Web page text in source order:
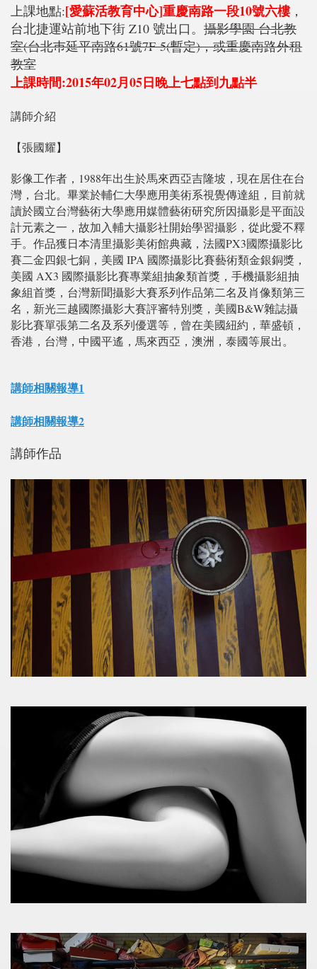
上課地點:[愛蘇活教育中心]重慶南路一段10號六樓，
台北捷運站前地下街 Z10 號出口。 攝影學園 台北教
室(台北巿延平南路61號7F-5(暫定)，或重慶南路外租
教室
上課時間:2015年02月05日晚上七點到九點半
講師介紹
【張國耀】
影像工作者，1988年出生於馬來西亞吉隆坡，現在居住在台
灣，台北。畢業於輔仁大學應用美術系視覺傳達組，目前就
讀於國立台灣藝術大學應用媒體藝術研究所因攝影是平面設
計元素之一，故加入輔大攝影社開始學習攝影，從此愛不釋
手。作品獲日本清里攝影美術館典藏，法國PX3國際攝影比
賽二金四銀七銅，美國 IPA 國際攝影比賽藝術類金銀銅獎，
美國 AX3 國際攝影比賽專業組抽象類首獎，手機攝影組抽
象組首獎，台灣新聞攝影大賽系列作品第二名及肖像類第三
名，新光三越國際攝影大賽評審特別獎，美國B&W雜誌攝
影比賽單張第二名及系列優選等，曾在美國紐約，華盛頓，
香港，台灣，中國平遙，馬來西亞，澳洲，泰國等展出。
講師相關報導1
講師相關報導2
講師作品